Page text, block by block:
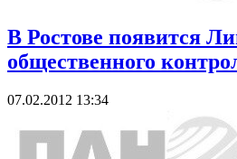
В Ростове появится
общественного
07.02.2012 13:34